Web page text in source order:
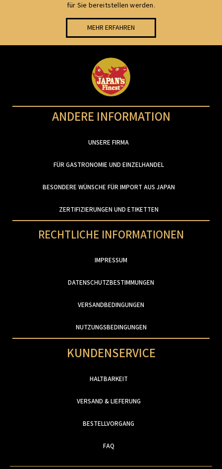
für Sie bereitstellen werden.
MEHR ERFAHREN
ANDERE INFORMATION
UNSERE FIRMA
FÜR GASTRONOMIE UND EINZELHANDEL
BESONDERE WÜNSCHE FÜR IMPORT AUS JAPAN
ZERTIFIZIERUNGEN UND ETIKETTEN
RECHTLICHE INFORMATIONEN
IMPRESSUM
DATENSCHUTZBESTIMMUNGEN
VERSANDBEDINGUNGEN
NUTZUNGSBEDINGUNGEN
KUNDENSERVICE
HALTBARKEIT
VERSAND & LIEFERUNG
BESTELLVORGANG
FAQ